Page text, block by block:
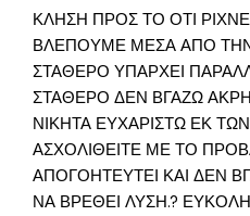
ΚΛΗΣΗ ΠΡΟΣ ΤΟ ΟΤΙ
ΒΛΕΠΟΥΜΕ ΜΕΣΑ ΑΠΟ
ΣΤΑΘΕΡΟ ΥΠΑΡΧΕΙ
ΣΤΑΘΕΡΟ ΔΕΝ ΒΓΑΖΩ
ΝΙΚΗΤΑ ΕΥΧΑΡΙΣΤΩ ΕΚ
ΑΣΧΟΛΙΘΕΙΤΕ ΜΕ ΤΟ
ΑΠΟΓΟΗΤΕΥΤΕΙ ΚΑΙ ΔΕΝ
ΝΑ ΒΡΕΘΕΙ ΛΥΣΗ.?